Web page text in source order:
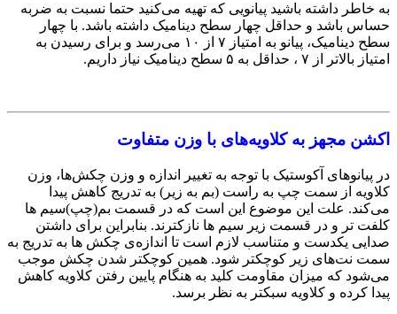
به خاطر داشته باشید پیانویی که تهیه می‌کنید حتما نسبت به ضربه
حساس باشد و حداقل چهار سطح دینامیک داشته باشد. با چهار
سطح دینامیک، پیانو به امتیاز ۷ از ۱۰ می‌رسد و برای رسیدن به
امتیاز بالاتر از ۷ ، حداقل به ۵ سطح دینامیک نیاز داریم.
اکشن مجهز به کلاویه‌های با وزن متفاوت
در پیانوهای آکوستیک با توجه به تغییر اندازه و وزن چکش‌ها، وزن
کلاویه از سمت چپ به راست (‌بم به زیر)‌ به تدریج کاهش پیدا
می‌کند. علت این موضوع این است که در قسمت بم(چپ)‌سیم ها
کلفت تر و در قسمت زیر سیم ها نازکترند. بنابراین برای داشتن
صدایی یکدست و متناسب لازم است تا اندازه‌ی چکش ها به تدریج به
سمت نت‌های زیر کوچکتر شود. همین کوچکتر شدن چکش موجب
می‌شود که میزان مقاومت کلید به هنگام پایین رفتن کلاویه کاهش
پیدا کرده و کلاویه سبکتر به نظر برسد.